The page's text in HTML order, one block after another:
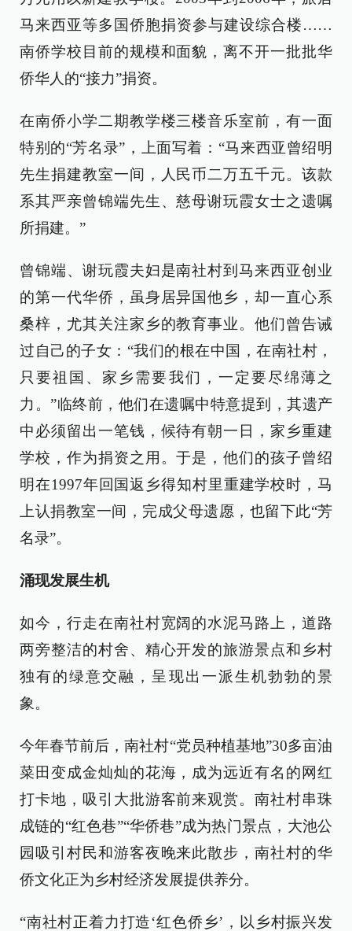
马来西亚等多国侨胞捐资参与建设综合楼……
南侨学校目前的规模和面貌，离不开一批批华
侨华人的“接力”捐资。
在南侨小学二期教学楼三楼音乐室前，有一面
特别的“芳名录”，上面写着：“马来西亚曾绍明
先生捐建教室一间，人民币二万五千元。该款
系其严亲曾锦端先生、慈母谢玩霞女士之遗嘱
所捐建。”
曾锦端、谢玩霞夫妇是南社村到马来西亚创业
的第一代华侨，虽身居异国他乡，却一直心系
桑梓，尤其关注家乡的教育事业。他们曾告诫
过自己的子女：“我们的根在中国，在南社村，
只要祖国、家乡需要我们，一定要尽绵薄之
力。”临终前，他们在遗嘱中特意提到，其遗产
中必须留出一笔钱，候待有朝一日，家乡重建
学校，作为捐资之用。于是，他们的孩子曾绍
明在1997年回国返乡得知村里重建学校时，马
上认捐教室一间，完成父母遗愿，也留下此“芳
名录”。
涌现发展生机
如今，行走在南社村宽阔的水泥马路上，道路
两旁整洁的村舍、精心开发的旅游景点和乡村
独有的绿意交融，呈现出一派生机勃勃的景
象。
今年春节前后，南社村“党员种植基地”30多亩油
菜田变成金灿灿的花海，成为远近有名的网红
打卡地，吸引大批游客前来观赏。南社村串珠
成链的“红色巷”“华侨巷”成为热门景点，大池公
园吸引村民和游客夜晚来此散步，南社村的华
侨文化正为乡村经济发展提供养分。
“南社村正着力打造‘红色侨乡’，以乡村振兴发